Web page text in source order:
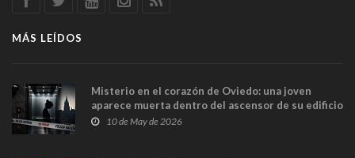
MÁS LEÍDOS
Misterio en el corazón de Oviedo: una joven
aparece muerta dentro del ascensor de su edificio
y las cámaras captan sus últimos minutos
10 de May de 2026